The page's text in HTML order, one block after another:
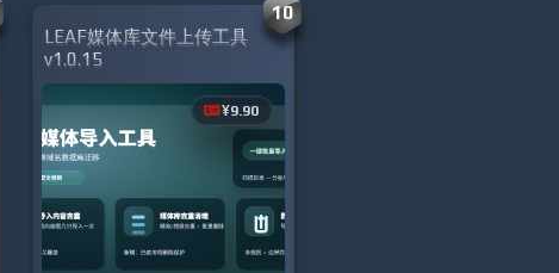
10
LEAF媒体库文件上传工具
v1.0.15
¥9.90